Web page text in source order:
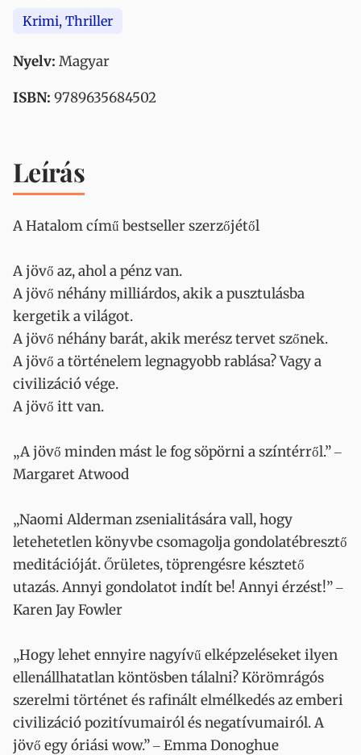
Krimi, Thriller
Nyelv: Magyar
ISBN: 9789635684502
Leírás
A Hatalom című bestseller szerzőjétől
A jövő az, ahol a pénz van.
A jövő néhány milliárdos, akik a pusztulásba
kergetik a világot.
A jövő néhány barát, akik merész tervet szőnek.
A jövő a történelem legnagyobb rablása? Vagy a
civilizáció vége.
A jövő itt van.
„A jövő minden mást le fog söpörni a színtérről.” ‒
Margaret Atwood
„Naomi Alderman zsenialitására vall, hogy
letehetetlen könyvbe csomagolja gondolatébresztő
meditációját. Őrületes, töprengésre késztető
utazás. Annyi gondolatot indít be! Annyi érzést!” ‒
Karen Jay Fowler
„Hogy lehet ennyire nagyívű elképzeléseket ilyen
ellenállhatatlan köntösben tálalni? Körömrágós
szerelmi történet és rafinált elmélkedés az emberi
civilizáció pozitívumairól és negatívumairól. A
jövő egy óriási wow.” ‒ Emma Donoghue